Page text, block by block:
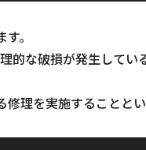
。
的な破損が発生してい
理を実施することと